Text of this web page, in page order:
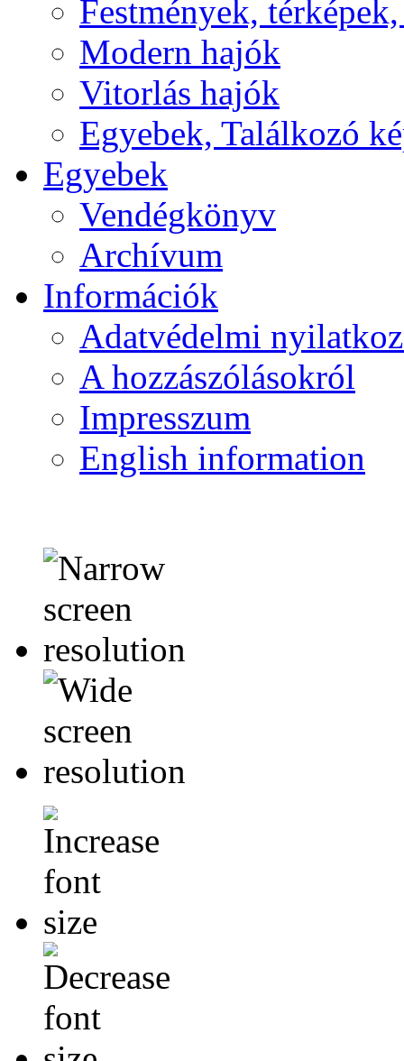
Festmények,
Modern hajók
Vitorlás hajók
Egyebek, Találkozó
Egyebek
Vendégkönyv
Archívum
Információk
Adatvédelmi
A hozzászólásokról
Impresszum
English information